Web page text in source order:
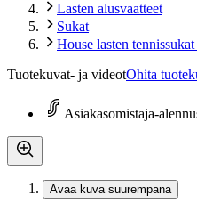
Lasten alusvaatteet
Sukat
House lasten
Tuotekuvat- ja videotOhita
Asiakasomistaja-
Avaa kuva suurempana